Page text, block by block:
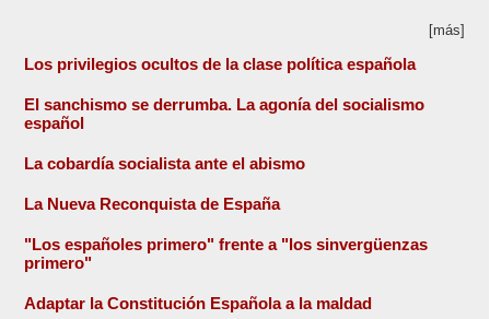
[más]
Los privilegios ocultos de la clase política española
El sanchismo se derrumba. La agonía del socialismo
español
La cobardía socialista ante el abismo
La Nueva Reconquista de España
"Los españoles primero" frente a "los sinvergüenzas
primero"
Adaptar la Constitución Española a la maldad